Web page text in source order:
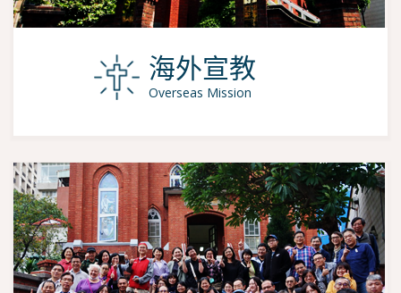
海外宣教
Overseas Mission